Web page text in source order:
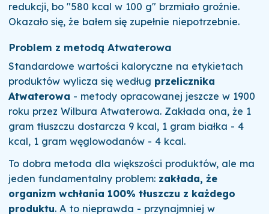
redukcji, bo "580 kcal w 100 g" brzmiało groźnie.
Okazało się, że bałem się zupełnie niepotrzebnie.
Problem z metodą Atwaterowa
Standardowe wartości kaloryczne na etykietach
produktów wylicza się według przelicznika
Atwaterowa - metody opracowanej jeszcze w 1900
roku przez Wilbura Atwaterowa. Zakłada ona, że 1
gram tłuszczu dostarcza 9 kcal, 1 gram białka - 4
kcal, 1 gram węglowodanów - 4 kcal.
To dobra metoda dla większości produktów, ale ma
jeden fundamentalny problem: zakłada, że
organizm wchłania 100% tłuszczu z każdego
produktu. A to nieprawda - przynajmniej w